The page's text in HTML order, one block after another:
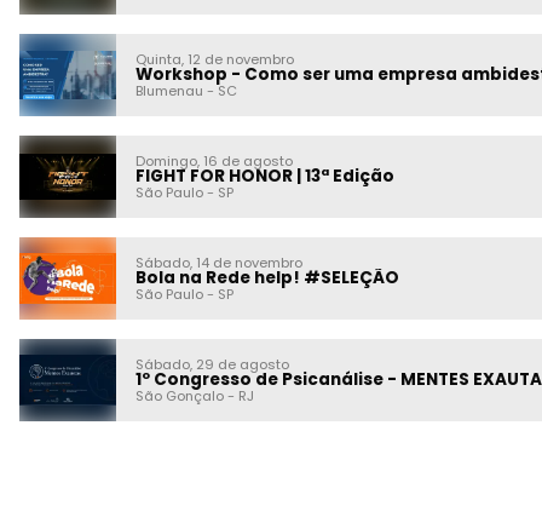
Quinta, 12 de novembro
Workshop - Como ser uma empresa
Blumenau -SC
Domingo, 16 de agosto
FIGHT FOR HONOR | 13ª Edição
São Paulo- SP
Sábado, 14 de novembro
Bola na Rede help! #SELEÇÃO
São Paulo- SP
Sábado, 29 de agosto
1º Congresso de Psicanálise - MENTES
São Gonçalo- RJ